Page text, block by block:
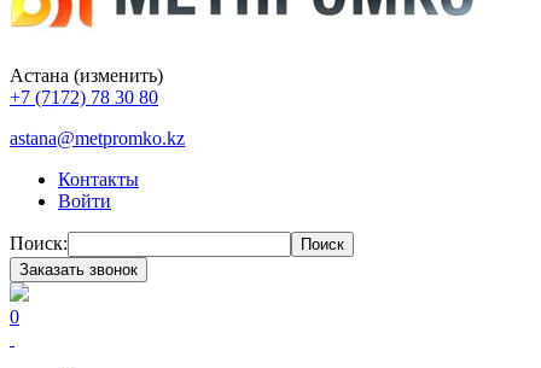
Астана (изменить)
+7 (7172) 78 30 80
astana@metpromko.kz
Контакты
Войти
Поиск:
Поиск
Заказать звонок
0